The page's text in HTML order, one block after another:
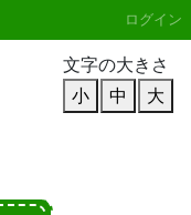
ログイン
文字の大きさ
小
中 大